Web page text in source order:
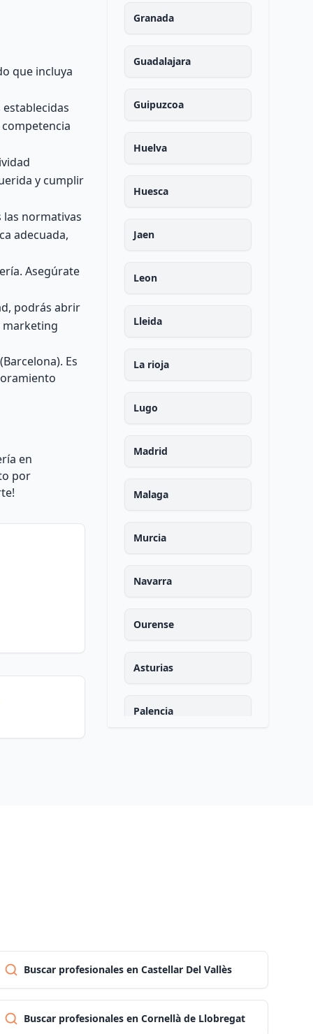
que incluya
y cumplir
las normativas
adecuada,
Asegúrate
podrás abrir
marketing
Es
en
por
Granada
Guadalajara
Guipuzcoa
Huelva
Huesca
Jaen
Leon
Lleida
La rioja
Lugo
Madrid
Malaga
Murcia
Navarra
Ourense
Asturias
Palencia
Segovia
Sevilla
Buscar profesionales en Castellar Del Vallès
Buscar profesionales en Cornellà de Llobregat